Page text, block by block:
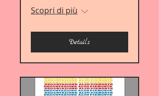
Scopri di più
Details